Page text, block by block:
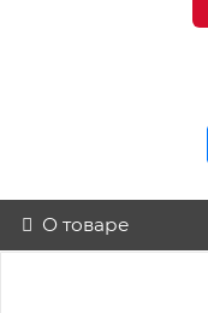
О товаре